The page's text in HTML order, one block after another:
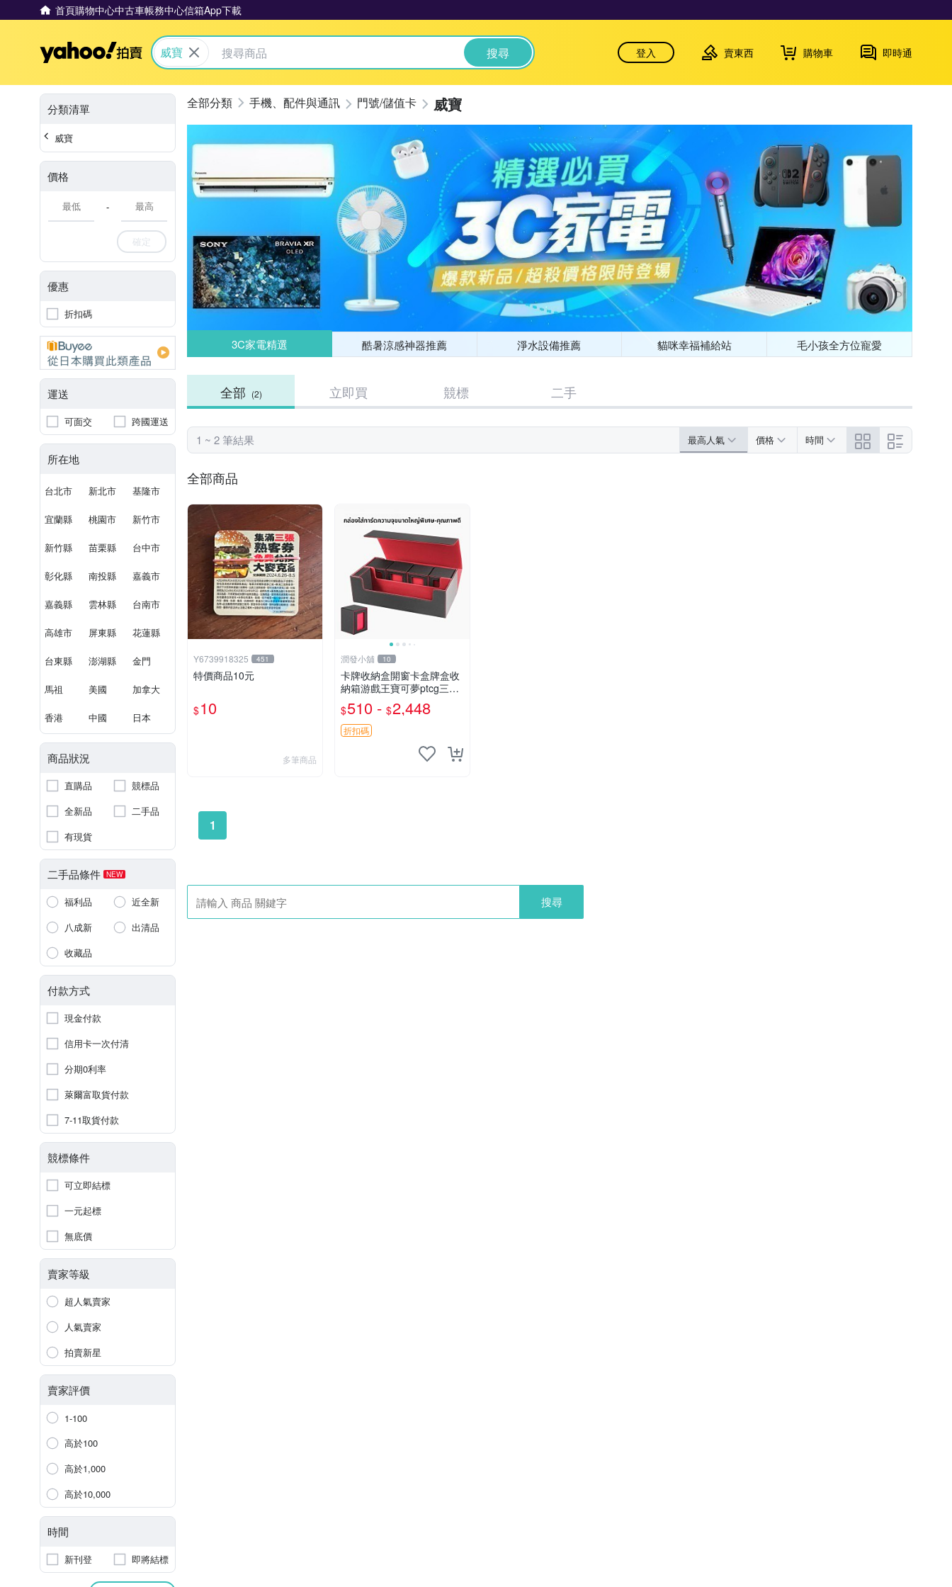
首頁購物中心中古車帳務中心信箱App下載
Yahoo拍賣
威寶 搜尋 登入 賣東西 購物車 即時通
分類清單
威寶
價格
-
確定
優惠
折扣碼
運送
可面交 跨國運送
所在地
台北市 新北市 基隆市
宜蘭縣 桃園市 新竹市
新竹縣 苗栗縣 台中市
彰化縣 南投縣 嘉義市
嘉義縣 雲林縣 台南市
高雄市 屏東縣 花蓮縣
台東縣 澎湖縣 金門
馬祖 美國 加拿大
香港 中國 日本
商品狀況
直購品
競標品
全新品
二手品
有現貨
二手品條件 NEW
福利品
近全新
八成新
出清品
收藏品
付款方式
現金付款
信用卡一次付清
分期0利率
萊爾富取貨付款
7-11取貨付款
競標條件
可立即結標
一元起標
無底價
賣家等級
超人氣賣家
人氣賣家
拍賣新星
賣家評價
1-100
高於100
高於1,000
高於10,000
時間
新刊登 即將結標
手機、配件與通訊 門號/儲值卡 威寶
3C家電精選 酷暑涼感神器推薦 淨水設備推薦 貓咪幸福補給站 毛小孩全方位寵愛
全部 (2) 立即買 競標 二手
1 ~ 2 筆結果 最高人氣 價格 時間
全部商品
Y6739918325 451
特價商品10元
$10
多筆商品
潤發小舖 10
卡牌收納盒開窗卡盒牌盒收
納箱游戲王寶可夢ptcg三國
殺海賊王dtcg
$510 - $2,448
折扣碼
1
搜尋